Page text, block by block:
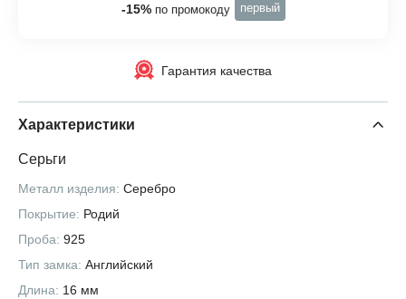
-15%по промокоду первый
Гарантия качества
Характеристики
Серьги
Металл изделия: Серебро
Покрытие: Родий
Проба: 925
Тип замка: Английский
Длина: 16 мм